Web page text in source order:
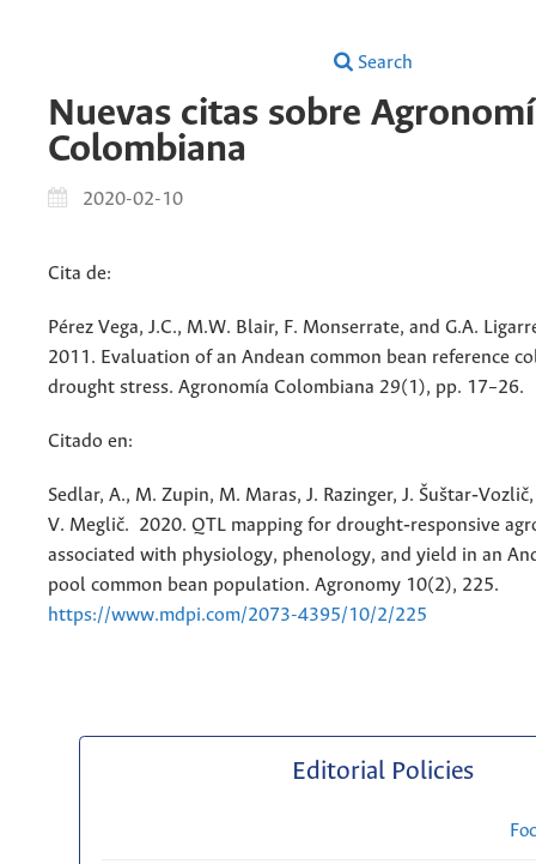
Search
Nuevas citas sobre
Colombiana
2020-02-10
Cita de:
Pérez Vega, J.C., M.W. Blair, F. Monserrate, and G.A.
2011. Evaluation of an Andean common bean reference
drought stress. Agronomía Colombiana 29(1), pp. 17–26.
Citado en:
Sedlar, A., M. Zupin, M. Maras, J. Razinger, J.
V. Meglič. 2020. QTL mapping for drought‐responsive
associated with physiology, phenology, and yield in an
pool common bean population. Agronomy 10(2), 225.
https://www.mdpi.com/2073-4395/10/2/225
Editorial Policies